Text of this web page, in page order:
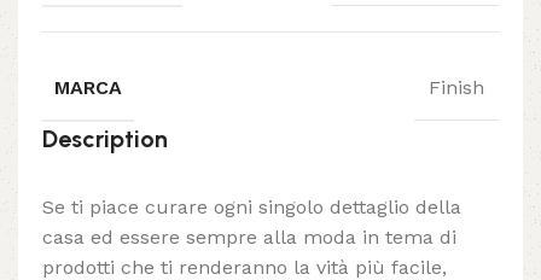
MARCA Finish
Description
Se ti piace curare ogni singolo dettaglio della
casa ed essere sempre alla moda in tema di
prodotti che ti renderanno la vità più facile,